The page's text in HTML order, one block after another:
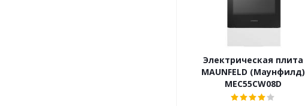
Электрическая плита
MAUNFELD (Маунфилд)
MEC55CW08D